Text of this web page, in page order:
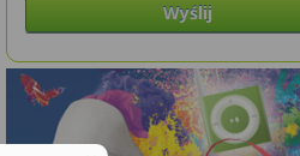
Wyślij